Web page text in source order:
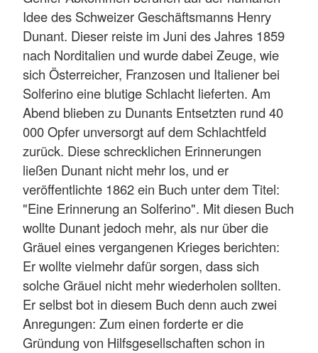
Idee des Schweizer Geschäftsmanns Henry
Dunant. Dieser reiste im Juni des Jahres 1859
nach Norditalien und wurde dabei Zeuge, wie
sich Österreicher, Franzosen und Italiener bei
Solferino eine blutige Schlacht lieferten. Am
Abend blieben zu Dunants Entsetzten rund 40
000 Opfer unversorgt auf dem Schlachtfeld
zurück. Diese schrecklichen Erinnerungen
ließen Dunant nicht mehr los, und er
veröffentlichte 1862 ein Buch unter dem Titel:
"Eine Erinnerung an Solferino". Mit diesen Buch
wollte Dunant jedoch mehr, als nur über die
Gräuel eines vergangenen Krieges berichten:
Er wollte vielmehr dafür sorgen, dass sich
solche Gräuel nicht mehr wiederholen sollten.
Er selbst bot in diesem Buch denn auch zwei
Anregungen: Zum einen forderte er die
Gründung von Hilfsgesellschaften schon in